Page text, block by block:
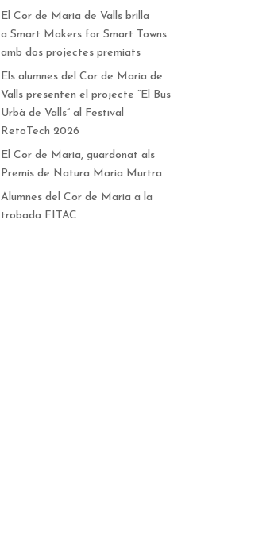
El Cor de Maria de Valls brilla
a Smart Makers for Smart Towns
amb dos projectes premiats
Els alumnes del Cor de Maria de
Valls presenten el projecte “El Bus
Urbà de Valls” al Festival
RetoTech 2026
El Cor de Maria, guardonat als
Premis de Natura Maria Murtra
Alumnes del Cor de Maria a la
trobada FITAC